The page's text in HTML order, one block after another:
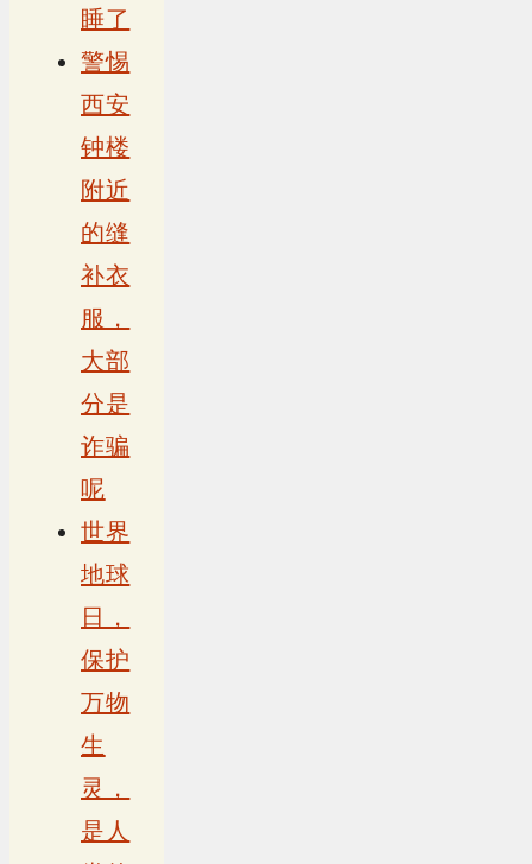
睡了
警惕
西安
钟楼
附近
的缝
补衣
服，
大部
分是
诈骗
呢
世界
地球
日，
保护
万物
生
灵，
是人